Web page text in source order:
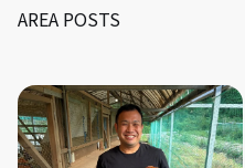
AREA POSTS